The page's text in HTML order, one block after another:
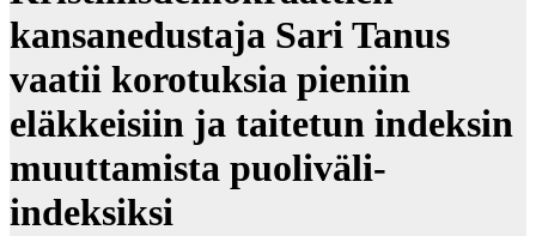
kansanedustaja Sari Tanus
vaatii korotuksia pieniin
eläkkeisiin ja taitetun indeksin
muuttamista puoliväli-
indeksiksi